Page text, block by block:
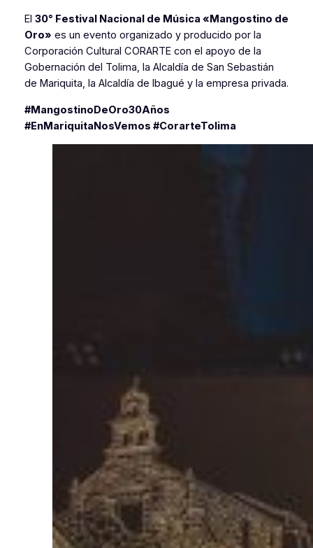
El 30° Festival Nacional de Música «Mangostino de
Oro» es un evento organizado y producido por la
Corporación Cultural CORARTE con el apoyo de la
Gobernación del Tolima, la Alcaldía de San Sebastián
de Mariquita, la Alcaldía de Ibagué y la empresa privada.
#MangostinoDeOro30Años
#EnMariquitaNosVemos #CorarteTolima